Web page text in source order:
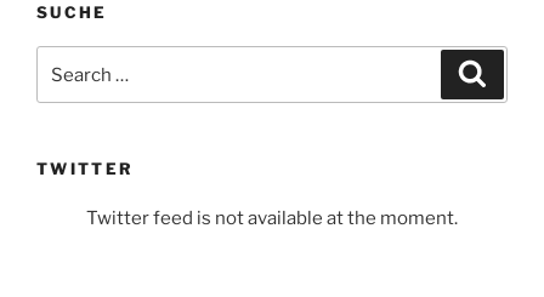
SUCHE
for:
TWITTER
Twitter feed is not available at the moment.